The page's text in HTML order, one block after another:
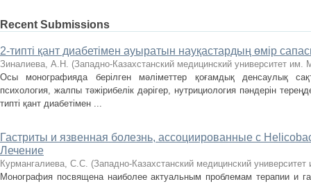
Recent Submissions
2-типті қант диабетімен ауыратын науқастардың өмір
Зиналиева, А.Н. (Западно-Казахстанский медицинский университет им.
Осы монографияда берілген мәліметтер қоғамдық денсаулық
психология, жалпы тәжірибелік дәрігер, нутрициология пәндерін
типті қант диабетімен ...
Гастриты и язвенная болезнь, ассоциированные с
Лечение
Курмангалиева, С.С. (Западно-Казахстанский медицинский
Монография посвящена наиболее актуальным проблемам терапии и